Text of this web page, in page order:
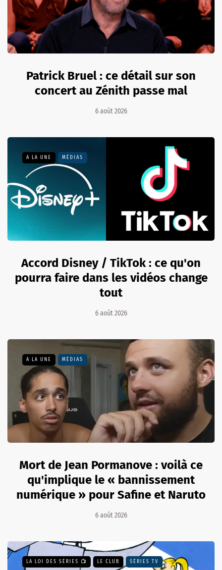
Patrick Bruel : ce détail sur son
concert au Zénith passe mal
6 août 2026
A LA UNE MÉDIAS
Accord Disney / TikTok : ce qu'on
pourra faire dans les vidéos change
tout
6 août 2026
A LA UNE MÉDIAS
Mort de Jean Pormanove : voilà ce
qu'implique le « bannissement
numérique » pour Safine et Naruto
6 août 2026
LA LOI DES SÉRIES 📺 LE CLUB SÉRIES TV